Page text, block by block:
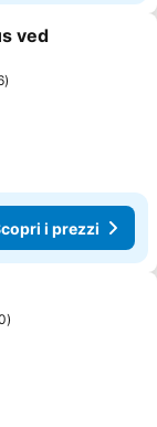
ved
i prezzi